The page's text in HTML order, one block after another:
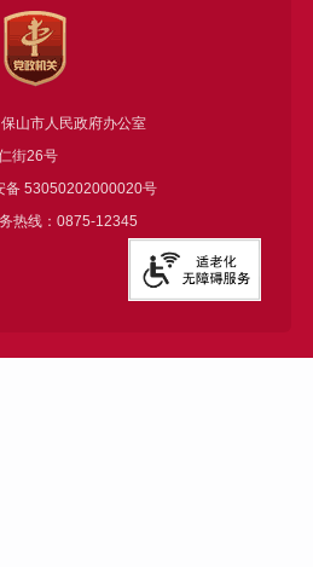
山市人民政府办公室
街26号
备 53050202000020号
热线：0875-12345